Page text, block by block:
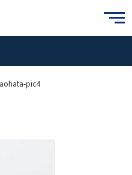
aohata-pic4